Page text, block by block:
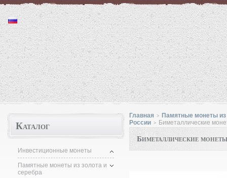
Монеты "http://moneta.1kzn.ru"
Каталог
Инвестиционные монеты
Памятные монеты из золота и
серебра
Главная >
Памятные монеты из
России > Биметаллические
Биметаллические